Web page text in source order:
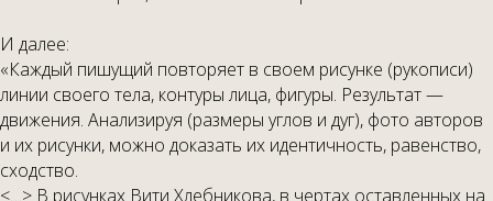
И далее:
«Каждый пишущий повторяет в своем рисунке (рукописи)
линии своего тела, контуры лица, фигуры. Результат —
движения. Анализируя (размеры углов и дуг), фото авторов
и их рисунки, можно доказать их идентичность, равенство,
сходство.
<…> В рисунках Вити Хлебникова, в чертах оставленных на